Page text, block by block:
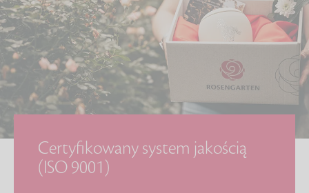
Certyfikowany system jakością
(ISO 9001)